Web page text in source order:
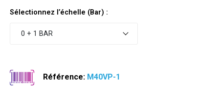
Sélectionnez l’échelle (Bar) :
0 + 1 BAR
Référence: M40VP-1